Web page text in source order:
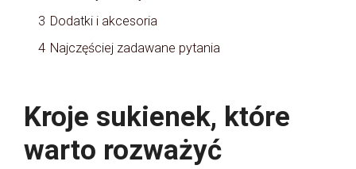
3 Dodatki i akcesoria
4 Najczęściej zadawane pytania
Kroje sukienek, które
warto rozważyć